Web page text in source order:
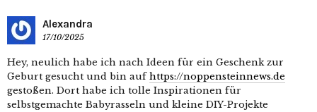
Alexandra
17/10/2025
Hey, neulich habe ich nach Ideen für ein Geschenk zur
Geburt gesucht und bin aufhttps://noppensteinnews.de
gestoßen. Dort habe ich tolle Inspirationen für
selbstgemachte Babyrasseln und kleine DIY-Projekte